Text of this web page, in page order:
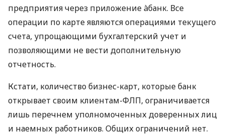
предприятия через приложение àбанк. Все
операции по карте являются операциями текущего
счета, упрощающими бухгалтерский учет и
позволяющими не вести дополнительную
отчетность.
Кстати, количество бизнес-карт, которые банк
открывает своим клиентам-ФЛП, ограничивается
лишь перечнем уполномоченных доверенных лиц
и наемных работников. Общих ограничений нет.